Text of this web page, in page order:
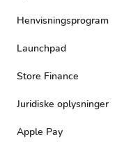
Henvisningsprogram
Launchpad
Store Finance
Juridiske oplysninger
Apple Pay